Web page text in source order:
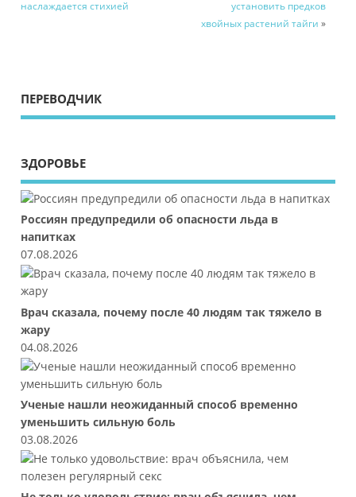
наслаждается стихией
установить предков
хвойных растений тайги »
ПЕРЕВОДЧИК
ЗДОРОВЬЕ
Россиян предупредили об опасности льда в
напитках
07.08.2026
Врач сказала, почему после 40 людям так тяжело в
жару
04.08.2026
Ученые нашли неожиданный способ временно
уменьшить сильную боль
03.08.2026